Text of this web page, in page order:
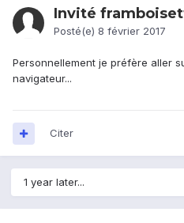
Invité
Posté(e) 8 février 2017
Personnellement je préfère aller
navigateur...
Citer
1 year later...